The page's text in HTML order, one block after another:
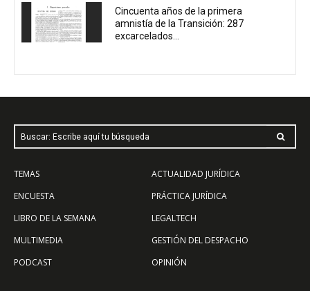
Cincuenta años de la primera
amnistía de la Transición: 287
excarcelados...
Buscar: Escribe aquí tu búsqueda
TEMAS
ENCUESTA
LIBRO DE LA SEMANA
MULTIMEDIA
PODCAST
ACTUALIDAD JURÍDICA
PRÁCTICA JURÍDICA
LEGALTECH
GESTIÓN DEL DESPACHO
OPINIÓN